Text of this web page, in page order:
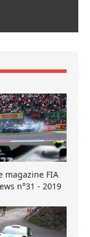
magazine FIA
n°31 - 2019